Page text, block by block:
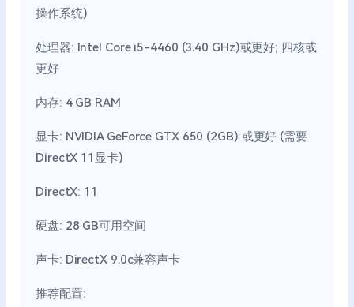
操作系统)
处理器: Intel Core i5-4460 (3.40 GHz)或更好; 四核或
更好
内存: 4 GB RAM
显卡: NVIDIA GeForce GTX 650 (2GB) 或更好 (需要
DirectX 11显卡)
DirectX: 11
硬盘: 28 GB可用空间
声卡: DirectX 9.0c兼容声卡
推荐配置: